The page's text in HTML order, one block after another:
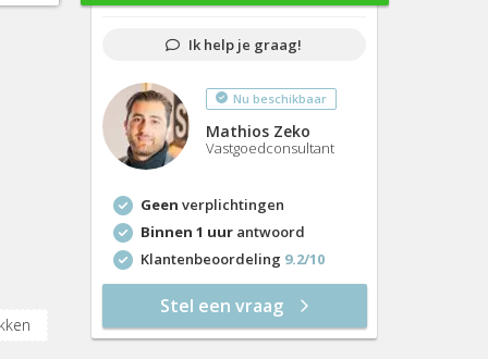
do 13 aug
vr 14 aug
ma 17 aug
di 18 aug
do 20 aug
vr 21 aug
ma 24 aug
9:00
9:30
10:00
10:30
11:30
12:30
Ik help je graag!
Nu beschikbaar
Mathios Zeko
Vastgoedconsultant
Geen verplichtingen
Binnen 1 uurantwoord
Klantenbeoordeling 9.2/10
Stel een vraag